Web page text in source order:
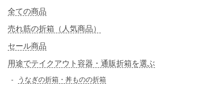
全ての商品
売れ筋の折箱（人気商品）
セール商品
用途でテイクアウト容器・通販折箱を選ぶ
うなぎの折箱・丼ものの折箱